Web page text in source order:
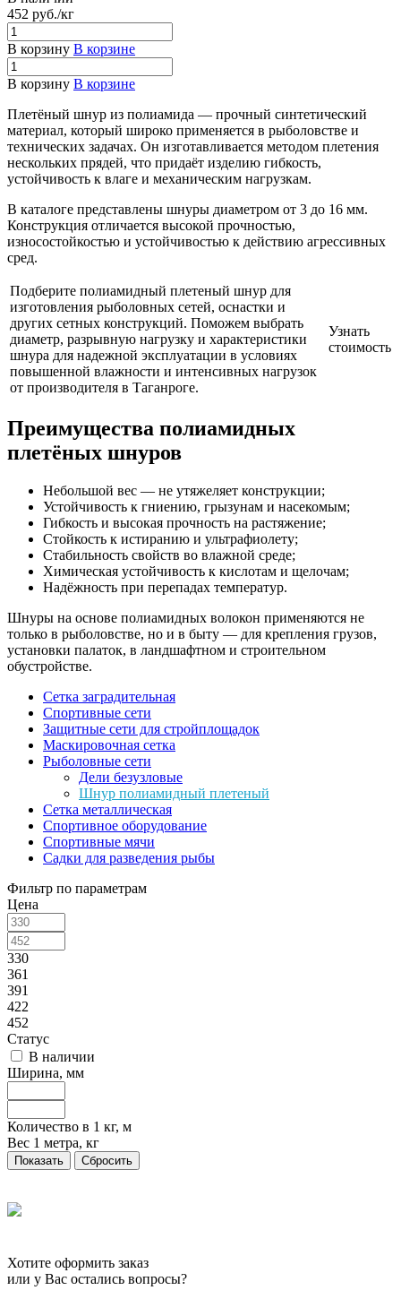
452 руб./кг
В корзину В корзине
В корзину В корзине
Плетёный шнур из полиамида — прочный синтетический
материал, который широко применяется в рыболовстве и
технических задачах. Он изготавливается методом плетения
нескольких прядей, что придаёт изделию гибкость,
устойчивость к влаге и механическим нагрузкам.
В каталоге представлены шнуры диаметром от 3 до 16 мм.
Конструкция отличается высокой прочностью,
износостойкостью и устойчивостью к действию агрессивных
сред.
Подберите полиамидный плетеный шнур для
изготовления рыболовных сетей, оснастки и
других сетных конструкций. Поможем выбрать
диаметр, разрывную нагрузку и характеристики
шнура для надежной эксплуатации в условиях
повышенной влажности и интенсивных нагрузок
от производителя в Таганроге.
Узнать
стоимость
Преимущества полиамидных
плетёных шнуров
Небольшой вес — не утяжеляет конструкции;
Устойчивость к гниению, грызунам и насекомым;
Гибкость и высокая прочность на растяжение;
Стойкость к истиранию и ультрафиолету;
Стабильность свойств во влажной среде;
Химическая устойчивость к кислотам и щелочам;
Надёжность при перепадах температур.
Шнуры на основе полиамидных волокон применяются не
только в рыболовстве, но и в быту — для крепления грузов,
установки палаток, в ландшафтном и строительном
обустройстве.
Сетка заградительная
Спортивные сети
Защитные сети для стройплощадок
Маскировочная сетка
Рыболовные сети
Дели безузловые
Шнур полиамидный плетеный
Сетка металлическая
Спортивное оборудование
Спортивные мячи
Садки для разведения рыбы
Фильтр по параметрам
Цена
330
361
391
422
452
Статус
В наличии
Ширина, мм
Количество в 1 кг, м
Вес 1 метра, кг
Сбросить
Хотите оформить заказ
или у Вас остались вопросы?